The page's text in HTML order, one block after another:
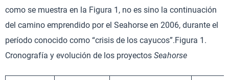
como se muestra en la Figura 1, no es sino la continuación
del camino emprendido por el Seahorse en 2006, durante el
período conocido como “crisis de los cayucos”.Figura 1.
Cronografía y evolución de los proyectos Seahorse